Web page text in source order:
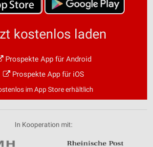
kostenlos laden
Prospekte App für Android
Prospekte App für iOS
im App Store erhältlich
In Kooperation mit: